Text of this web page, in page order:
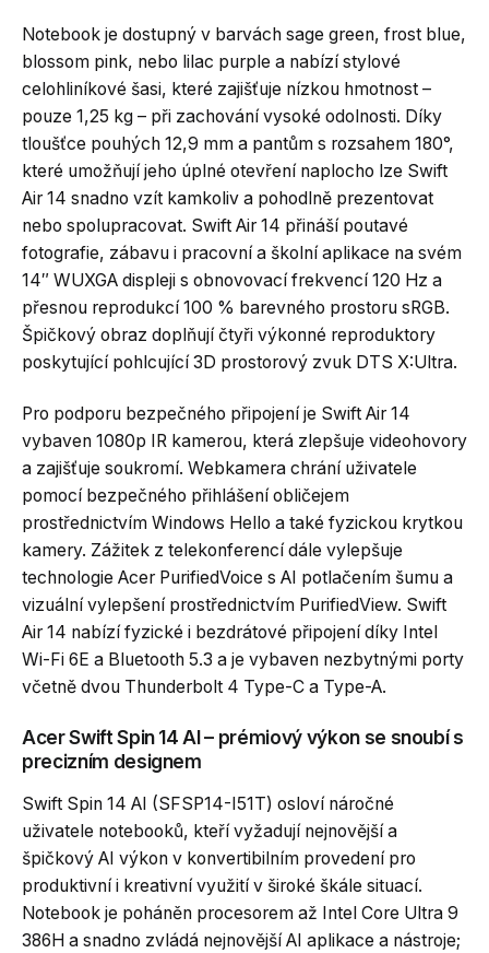
Notebook je dostupný v barvách sage green, frost blue,
blossom pink, nebo lilac purple a nabízí stylové
celohliníkové šasi, které zajišťuje nízkou hmotnost –
pouze 1,25 kg – při zachování vysoké odolnosti. Díky
tloušťce pouhých 12,9 mm a pantům s rozsahem 180°,
které umožňují jeho úplné otevření naplocho lze Swift
Air 14 snadno vzít kamkoliv a pohodlně prezentovat
nebo spolupracovat. Swift Air 14 přináší poutavé
fotografie, zábavu i pracovní a školní aplikace na svém
14″ WUXGA displeji s obnovovací frekvencí 120 Hz a
přesnou reprodukcí 100 % barevného prostoru sRGB.
Špičkový obraz doplňují čtyři výkonné reproduktory
poskytující pohlcující 3D prostorový zvuk DTS X:Ultra.
Pro podporu bezpečného připojení je Swift Air 14
vybaven 1080p IR kamerou, která zlepšuje videohovory
a zajišťuje soukromí. Webkamera chrání uživatele
pomocí bezpečného přihlášení obličejem
prostřednictvím Windows Hello a také fyzickou krytkou
kamery. Zážitek z telekonferencí dále vylepšuje
technologie Acer PurifiedVoice s AI potlačením šumu a
vizuální vylepšení prostřednictvím PurifiedView. Swift
Air 14 nabízí fyzické i bezdrátové připojení díky Intel
Wi-Fi 6E a Bluetooth 5.3 a je vybaven nezbytnými porty
včetně dvou Thunderbolt 4 Type-C a Type-A.
Acer Swift Spin 14 AI – prémiový výkon se snoubí s
precizním designem
Swift Spin 14 AI (SFSP14-I51T) osloví náročné
uživatele notebooků, kteří vyžadují nejnovější a
špičkový AI výkon v konvertibilním provedení pro
produktivní i kreativní využití v široké škále situací.
Notebook je poháněn procesorem až Intel Core Ultra 9
386H a snadno zvládá nejnovější AI aplikace a nástroje;